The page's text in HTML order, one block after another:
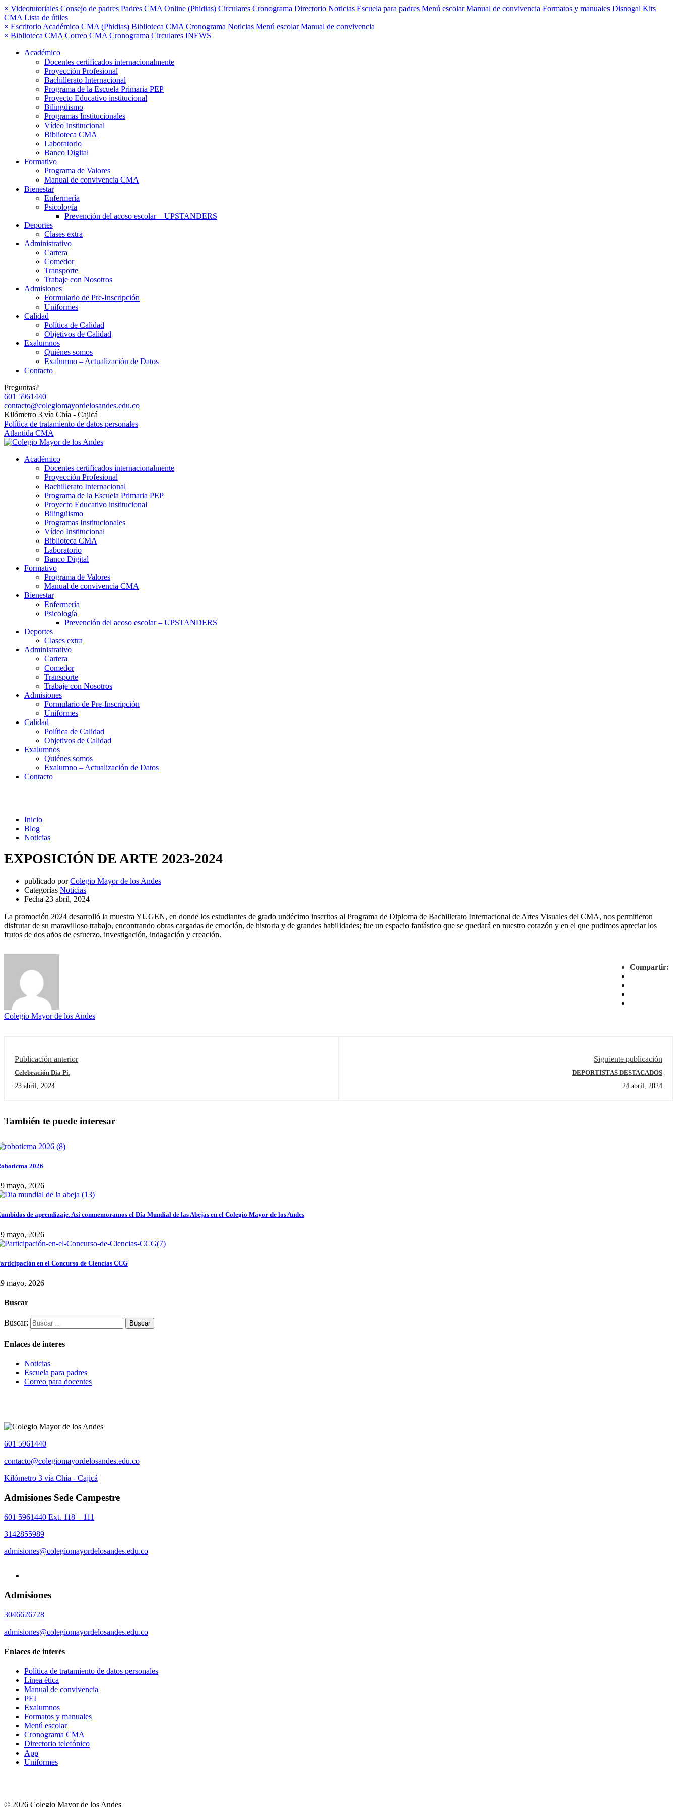
× Videotutoriales Consejo de padres Padres CMA Online (Phidias) Circulares Cronograma Directorio Noticias Escuela para padres Menú escolar Manual de convivencia Formatos y manuales Disnogal Kits
CMA Lista de útiles
× Escritorio Académico CMA (Phidias) Biblioteca CMA Cronograma Noticias Menú escolar Manual de convivencia
× Biblioteca CMA Correo CMA Cronograma Circulares INEWS
Académico
Docentes certificados internacionalmente
Proyección Profesional
Bachillerato Internacional
Programa de la Escuela Primaria PEP
Proyecto Educativo institucional
Bilingüismo
Programas Institucionales
Vídeo Institucional
Biblioteca CMA
Laboratorio
Banco Digital
Formativo
Programa de Valores
Manual de convivencia CMA
Bienestar
Enfermería
Psicología
Prevención del acoso escolar – UPSTANDERS
Deportes
Clases extra
Administrativo
Cartera
Comedor
Transporte
Trabaje con Nosotros
Admisiones
Formulario de Pre-Inscripción
Uniformes
Calidad
Política de Calidad
Objetivos de Calidad
Exalumnos
Quiénes somos
Exalumno – Actualización de Datos
Contacto
Preguntas?
601 5961440
contacto@colegiomayordelosandes.edu.co
Kilómetro 3 vía Chía - Cajicá
Política de tratamiento de datos personales
Atlantida CMA
Académico
Docentes certificados internacionalmente
Proyección Profesional
Bachillerato Internacional
Programa de la Escuela Primaria PEP
Proyecto Educativo institucional
Bilingüismo
Programas Institucionales
Vídeo Institucional
Biblioteca CMA
Laboratorio
Banco Digital
Formativo
Programa de Valores
Manual de convivencia CMA
Bienestar
Enfermería
Psicología
Prevención del acoso escolar – UPSTANDERS
Deportes
Clases extra
Administrativo
Cartera
Comedor
Transporte
Trabaje con Nosotros
Admisiones
Formulario de Pre-Inscripción
Uniformes
Calidad
Política de Calidad
Objetivos de Calidad
Exalumnos
Quiénes somos
Exalumno – Actualización de Datos
Contacto
Inicio
Blog
Noticias
EXPOSICIÓN DE ARTE 2023-2024
publicado por Colegio Mayor de los Andes
Categorías Noticias
Fecha 23 abril, 2024
La promoción 2024 desarrolló la muestra YUGEN, en donde los estudiantes de grado undécimo inscritos al Programa de Diploma de Bachillerato Internacional de Artes Visuales del CMA, nos permitieron
disfrutar de su maravilloso trabajo, encontrando obras cargadas de emoción, de historia y de grandes habilidades; fue un espacio fantástico que se quedará en nuestro corazón y en el que pudimos apreciar los
frutos de dos años de esfuerzo, investigación, indagación y creación.
Compartir:
Colegio Mayor de los Andes
Publicación anterior
Celebración Dia Pi.
23 abril, 2024
Siguiente publicación
DEPORTISTAS DESTACADOS
24 abril, 2024
También te puede interesar
2026
mayo, 2026
de aprendizaje. Así conmemoramos el Día Mundial de las Abejas en el Colegio Mayor de los Andes
mayo, 2026
en el Concurso de Ciencias CCG
mayo, 2026
Buscar
Buscar:
Enlaces de interes
Noticias
Escuela para padres
Correo para docentes
601 5961440
contacto@colegiomayordelosandes.edu.co
Kilómetro 3 vía Chía - Cajicá
Admisiones Sede Campestre
601 5961440 Ext. 118 – 111
3142855989
admisiones@colegiomayordelosandes.edu.co
Admisiones
3046626728
admisiones@colegiomayordelosandes.edu.co
Enlaces de interés
Política de tratamiento de datos personales
Línea ética
Manual de convivencia
PEI
Exalumnos
Formatos y manuales
Menú escolar
Cronograma CMA
Directorio telefónico
App
Uniformes
© 2026 Colegio Mayor de los Andes